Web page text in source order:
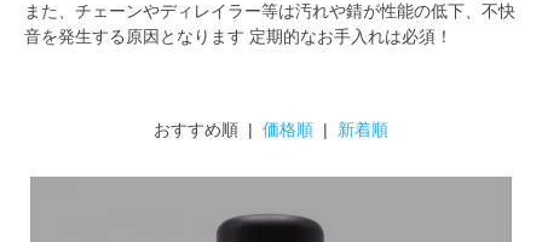
また、チェーンやディレイラー等は汚れや錆が性能の低下、不快
音を発生する原因となります 定期的なお手入れは必須！
おすすめ順 | 価格順 | 新着順